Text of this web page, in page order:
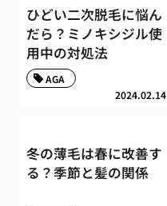
ひどい二次脱毛に悩ん
だら？ミノキシジル使
用中の対処法
2024.02.14
AGA
冬の薄毛は春に改善す
る？季節と髪の関係